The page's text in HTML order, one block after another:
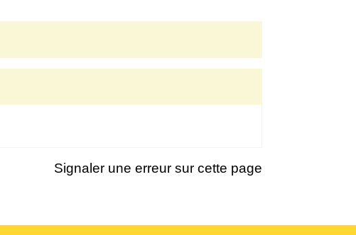
Signaler une erreur sur cette page